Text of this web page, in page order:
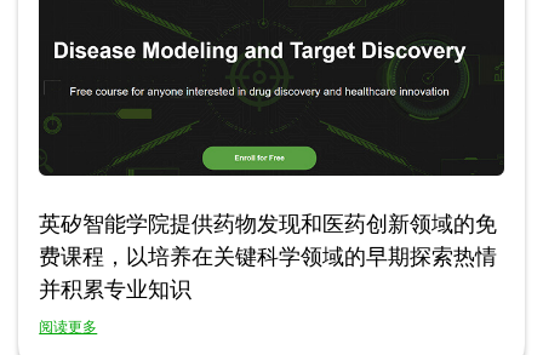
英矽智能学院提供药物发现和医药创新领域的免
费课程，以培养在关键科学领域的早期探索热情
并积累专业知识
阅读更多